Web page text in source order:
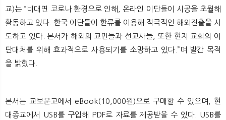
교)는 “비대면 코로나 환경으로 인해, 온라인 이단들이 시공을 초월해
활동하고 있다. 한국 이단들이 한류를 이용해 적극적인 해외진출을 시
도하고 있다. 본서가 해외의 교민들과 선교사들, 또한 현지 교회의 이
단대처를 위해 효과적으로 사용되기를 소망하고 있다.”며 발간 목적
을 밝혔다.
본서는 교보문고에서 eBook(10,000원)으로 구매할 수 있으며, 현
대종교에서 USB를 구입해 PDF로 자료를 제공받을 수 있다. USB를